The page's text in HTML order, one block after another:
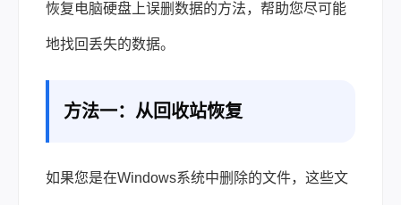
恢复电脑硬盘上误删数据的方法，帮助您尽可能
地找回丢失的数据。
方法一：从回收站恢复
如果您是在Windows系统中删除的文件，这些文